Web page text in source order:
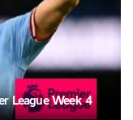
League Week 4